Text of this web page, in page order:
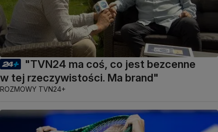
"TVN24 ma coś, co jest bezcenne
w tej rzeczywistości. Ma brand"
ROZMOWY TVN24+